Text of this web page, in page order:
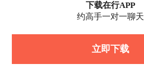
下载在行APP
约高手一对一聊天
立即下载